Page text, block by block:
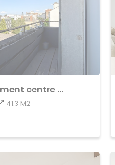
Achat Appartement centre ville
41.3 M2